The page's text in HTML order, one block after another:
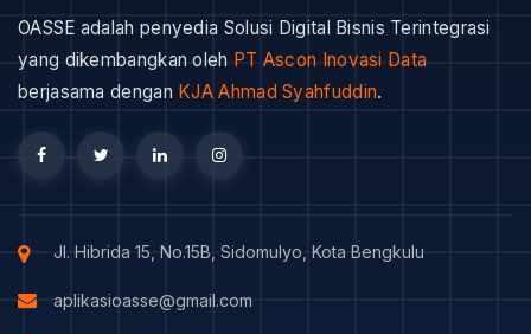
OASSE adalah penyedia Solusi Digital Bisnis Terintegrasi
yang dikembangkan oleh PT Ascon Inovasi Data
berjasama dengan KJA Ahmad Syahfuddin.
Jl. Hibrida 15, No.15B, Sidomulyo, Kota Bengkulu
aplikasioasse@gmail.com